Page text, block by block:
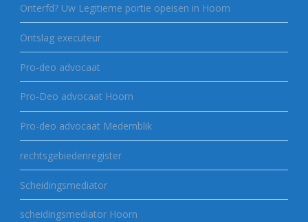
Onterfd? Uw Legitieme portie opeisen in Hoorn
Ontslag executeur
Pro-deo advocaat
Pro-Deo advocaat Hoorn
Pro-deo advocaat Medemblik
rechtsgebiedenregister
Scheidingsmediator
scheidingsmediator Hoorn